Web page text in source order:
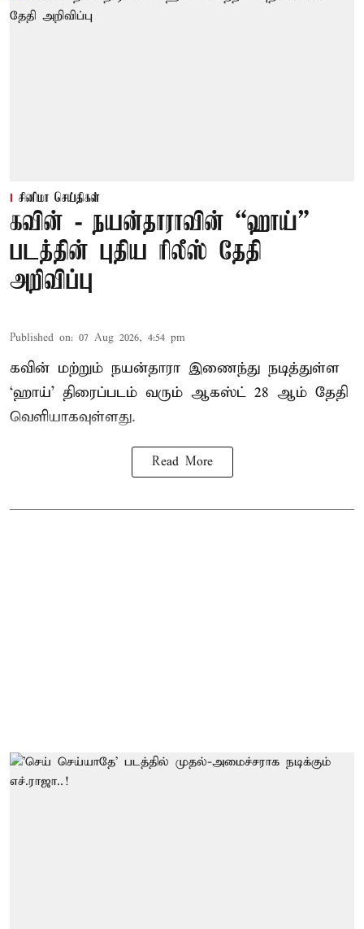
சினிமா செய்திகள்
கவின் - நயன்தாராவின் “ஹாய்”
படத்தின் புதிய ரிலீஸ் தேதி
அறிவிப்பு
Published on: 07 Aug 2026, 4:54 pm
கவின் மற்றும் நயன்தாரா இணைந்து நடித்துள்ள
‘ஹாய்’ திரைப்படம் வரும் ஆகஸ்ட் 28 ஆம் தேதி
வெளியாகவுள்ளது.
Read More